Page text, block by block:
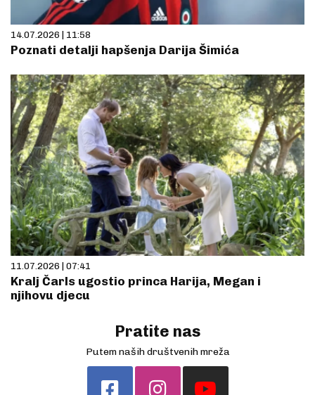
14.07.2026 | 11:58
Poznati detalji hapšenja Darija Šimića
11.07.2026 | 07:41
Kralj Čarls ugostio princa Harija, Megan i
njihovu djecu
Pratite nas
Putem naših društvenih mreža